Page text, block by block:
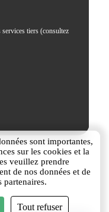
tiers (consultez
sont importantes,
sur les cookies et la
veuillez prendre
de nos données et de
partenaires.
Tout refuser